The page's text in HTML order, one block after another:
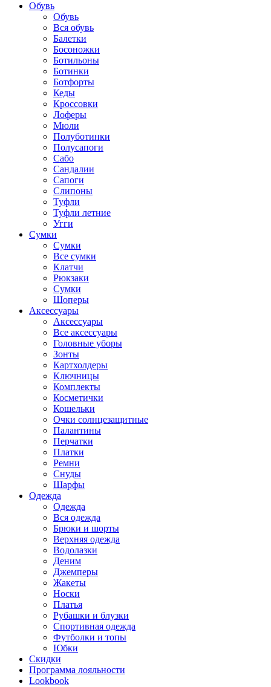
Обувь
Обувь
Вся обувь
Балетки
Босоножки
Ботильоны
Ботинки
Ботфорты
Кеды
Кроссовки
Лоферы
Мюли
Полуботинки
Полусапоги
Сабо
Сандалии
Сапоги
Слипоны
Туфли
Туфли летние
Угги
Сумки
Сумки
Все сумки
Клатчи
Рюкзаки
Сумки
Шоперы
Аксессуары
Аксессуары
Все аксессуары
Головные уборы
Зонты
Картхолдеры
Ключницы
Комплекты
Косметички
Кошельки
Очки солнцезащитные
Палантины
Перчатки
Платки
Ремни
Снуды
Шарфы
Одежда
Одежда
Вся одежда
Брюки и шорты
Верхняя одежда
Водолазки
Деним
Джемперы
Жакеты
Носки
Платья
Рубашки и блузки
Спортивная одежда
Футболки и топы
Юбки
Скидки
Программа лояльности
Lookbook